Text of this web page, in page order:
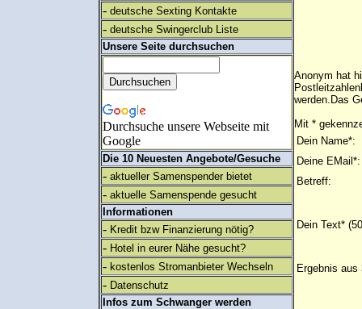
- deutsche Sexting Kontakte
- deutsche Swingerclub Liste
Unsere Seite durchsuchen
Durchsuche unsere Webseite mit
Google
Die 10 Neuesten Angebote/Gesuche
- aktueller Samenspender bietet
- aktuelle Samenspende gesucht
Informationen
- Kredit bzw Finanzierung nötig?
- Hotel in eurer Nähe gesucht?
- kostenlos Stromanbieter Wechseln
- Datenschutz
Infos zum Schwanger werden
Anonym hat
werden.Das
Mit *
Dein Name*:
Deine EMail*:
Betreff:
Dein Text*
Ergebnis aus